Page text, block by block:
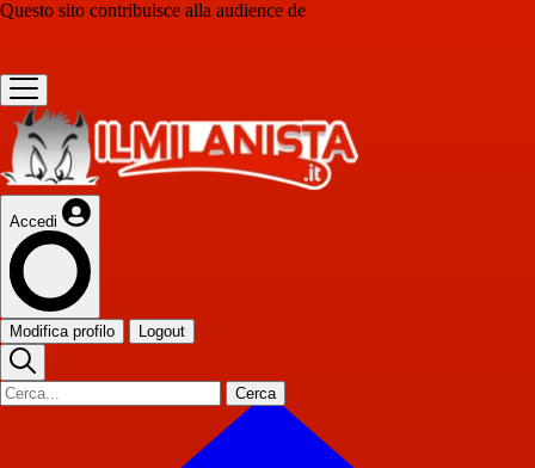
Questo sito contribuisce alla audience de
Accedi
Modifica profilo Logout
Cerca